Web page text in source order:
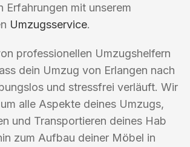
Erfahrungen mit unserem
Umzugsservice.
professionellen Umzugshelfern
dein Umzug von Erlangen nach
und stressfrei verläuft. Wir
alle Aspekte deines Umzugs,
und Transportieren deines Hab
zum Aufbau deiner Möbel in